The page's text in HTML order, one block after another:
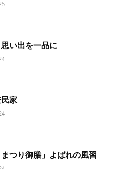
い出を一品に
家
つり御膳」よばれの風習